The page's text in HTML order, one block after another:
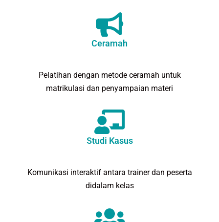
Ceramah
Pelatihan dengan metode ceramah untuk
matrikulasi dan penyampaian materi
Studi Kasus
Komunikasi interaktif antara trainer dan peserta
didalam kelas